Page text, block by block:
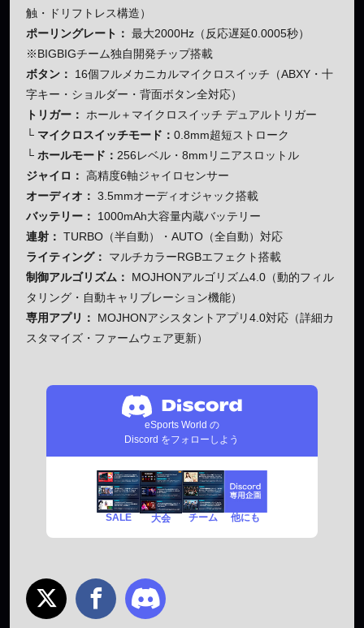
触・ドリフトレス構造）
ポーリングレート： 最大2000Hz（反応遅延0.0005秒）
※BIGBIGチーム独自開発チップ搭載
ボタン：
16個フルメカニカルマイクロスイッチ（ABXY・十
字キー・ショルダー・背面ボタン全対応）
トリガー： ホール＋マイクロスイッチ デュアルトリガー
└ マイクロスイッチモード： 0.8mm超短ストローク
└ ホールモード： 256レベル・8mmリニアスロットル
ジャイロ： 高精度6軸ジャイロセンサー
オーディオ： 3.5mmオーディオジャック搭載
バッテリー：
1000mAh大容量内蔵バッテリー
連射： TURBO（半自動）・AUTO（全自動）対応
ライティング：
マルチカラーRGBエフェクト搭載
制御アルゴリズム：
MOJHONアルゴリズム4.0（動的フィル
タリング・自動キャリブレーション機能）
専用アプリ：
MOJHONアシスタントアプリ4.0対応（詳細カ
スタマイズ・ファームウェア更新）
eSports World の
Discord をフォローしよう
SALE 大会 チーム 他にも